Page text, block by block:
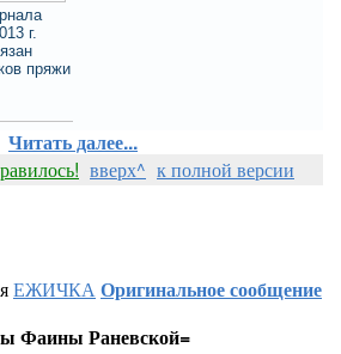
г.
пряжи
Читать далее...
вверх^ к полной версии
ЕЖИЧКАОригинальное сообщение
Фаины Раневской=